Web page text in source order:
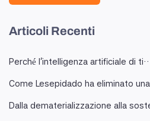
Articoli Recenti
Perché l'intelligenza artificiale di
Come Lesepidado ha eliminato
Dalla dematerializzazione alla